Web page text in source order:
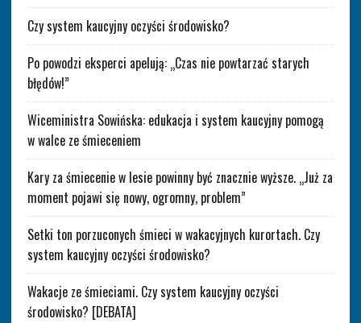
Czy system kaucyjny oczyści środowisko?
Po powodzi eksperci apelują: „Czas nie powtarzać starych
błędów!”
Wiceministra Sowińska: edukacja i system kaucyjny pomogą
w walce ze śmieceniem
Kary za śmiecenie w lesie powinny być znacznie wyższe. „Już za
moment pojawi się nowy, ogromny, problem”
Setki ton porzuconych śmieci w wakacyjnych kurortach. Czy
system kaucyjny oczyści środowisko?
Wakacje ze śmieciami. Czy system kaucyjny oczyści
środowisko? [DEBATA]